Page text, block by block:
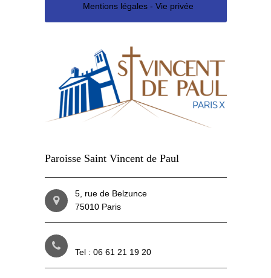
Mentions légales- Vie privée
Paroisse Saint Vincent de Paul
5, rue de Belzunce
75010 Paris
Tel : 06 61 21 19 20